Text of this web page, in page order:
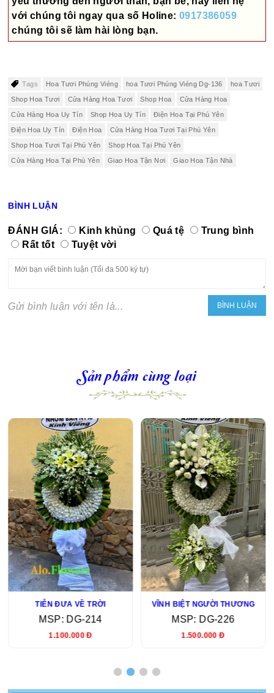
với chúng tôi ngay qua số Holine:0917386059
chúng tôi sẽ làm hài lòng bạn.
Tags Hoa Tươi Phúng Viéng hoa Tươi Phúng Viéng Dg-136 hoa Tươi
Shop Hoa Tươi Cửa Hàng Hoa Tươi Shop Hoa Cửa Hàng Hoa
Cửa Hàng Hoa Uy Tín Shop Hoa Uy Tín Điện Hoa Tại Phú Yên
Điện Hoa Uy Tín Điện Hoa Cửa Hàng Hoa Tươi Tại Phú Yên
Shop Hoa Tươi Tại Phú Yên Shop Hoa Tại Phú Yên
Cửa Hàng Hoa Tại Phú Yên Giao Hoa Tận Nơi Giao Hoa Tận Nhà
BÌNH LUẬN
ĐÁNH GIÁ: Kinh khủng Quá tệ
Trung bình
Rất tốt
Tuyệt vời
Gửi bình luận với tên là...
Sản phẩm cùng loại
TIỄN ĐƯA VỀ TRỜI
MSP: DG-214
1.100.000 Đ
VĨNH BIỆT NGƯỜI THƯƠNG
MSP: DG-226
1.500.000 Đ